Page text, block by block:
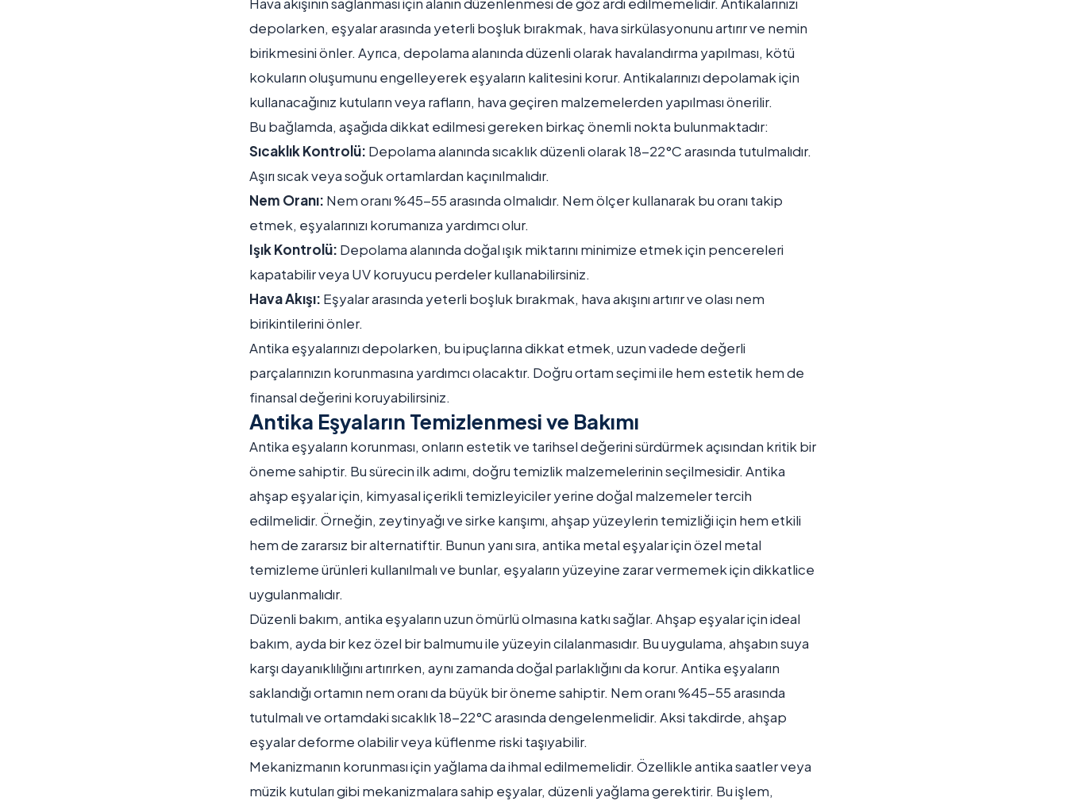
depolarken, eşyalar arasında yeterli boşluk bırakmak, hava sirkülasyonunu artırır ve nemin
birikmesini önler. Ayrıca, depolama alanında düzenli olarak havalandırma yapılması, kötü
kokuların oluşumunu engelleyerek eşyaların kalitesini korur. Antikalarınızı depolamak için
kullanacağınız kutuların veya rafların, hava geçiren malzemelerden yapılması önerilir.
Bu bağlamda, aşağıda dikkat edilmesi gereken birkaç önemli nokta bulunmaktadır:
Sıcaklık Kontrolü: Depolama alanında sıcaklık düzenli olarak 18-22°C arasında tutulmalıdır.
Aşırı sıcak veya soğuk ortamlardan kaçınılmalıdır.
Nem Oranı: Nem oranı %45-55 arasında olmalıdır. Nem ölçer kullanarak bu oranı takip
etmek, eşyalarınızı korumanıza yardımcı olur.
Işık Kontrolü: Depolama alanında doğal ışık miktarını minimize etmek için pencereleri
kapatabilir veya UV koruyucu perdeler kullanabilirsiniz.
Hava Akışı: Eşyalar arasında yeterli boşluk bırakmak, hava akışını artırır ve olası nem
birikintilerini önler.
Antika eşyalarınızı depolarken, bu ipuçlarına dikkat etmek, uzun vadede değerli
parçalarınızın korunmasına yardımcı olacaktır. Doğru ortam seçimi ile hem estetik hem de
finansal değerini koruyabilirsiniz.
Antika Eşyaların Temizlenmesi ve Bakımı
Antika eşyaların korunması, onların estetik ve tarihsel değerini sürdürmek açısından kritik bir
öneme sahiptir. Bu sürecin ilk adımı, doğru temizlik malzemelerinin seçilmesidir. Antika
ahşap eşyalar için, kimyasal içerikli temizleyiciler yerine doğal malzemeler tercih
edilmelidir. Örneğin, zeytinyağı ve sirke karışımı, ahşap yüzeylerin temizliği için hem etkili
hem de zararsız bir alternatiftir. Bunun yanı sıra, antika metal eşyalar için özel metal
temizleme ürünleri kullanılmalı ve bunlar, eşyaların yüzeyine zarar vermemek için dikkatlice
uygulanmalıdır.
Düzenli bakım, antika eşyaların uzun ömürlü olmasına katkı sağlar. Ahşap eşyalar için ideal
bakım, ayda bir kez özel bir balmumu ile yüzeyin cilalanmasıdır. Bu uygulama, ahşabın suya
karşı dayanıklılığını artırırken, aynı zamanda doğal parlaklığını da korur. Antika eşyaların
saklandığı ortamın nem oranı da büyük bir öneme sahiptir. Nem oranı %45-55 arasında
tutulmalı ve ortamdaki sıcaklık 18-22°C arasında dengelenmelidir. Aksi takdirde, ahşap
eşyalar deforme olabilir veya küflenme riski taşıyabilir.
Mekanizmanın korunması için yağlama da ihmal edilmemelidir. Özellikle antika saatler veya
müzik kutuları gibi mekanizmalara sahip eşyalar, düzenli yağlama gerektirir. Bu işlem,